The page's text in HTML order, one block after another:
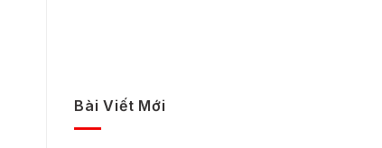
Bài Viết Mới